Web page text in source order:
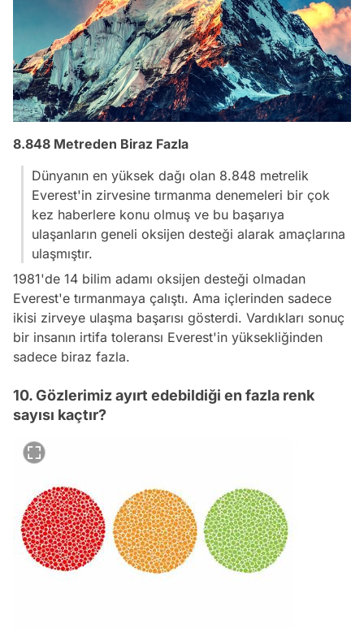
8.848 Metreden Biraz Fazla
Dünyanın en yüksek dağı olan 8.848 metrelik
Everest'in zirvesine tırmanma denemeleri bir çok
kez haberlere konu olmuş ve bu başarıya
ulaşanların geneli oksijen desteği alarak amaçlarına
ulaşmıştır.
1981'de 14 bilim adamı oksijen desteği olmadan
Everest'e tırmanmaya çalıştı. Ama içlerinden sadece
ikisi zirveye ulaşma başarısı gösterdi. Vardıkları sonuç
bir insanın irtifa toleransı Everest'in yüksekliğinden
sadece biraz fazla.
10. Gözlerimiz ayırt edebildiği en fazla renk
sayısı kaçtır?